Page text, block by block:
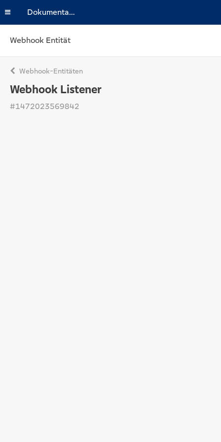
Dokumentation
Webhook Entität
Webhook-Entitäten
Webhook Listener
#1472023569842